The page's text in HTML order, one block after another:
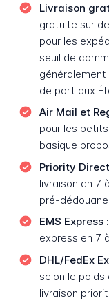
Livraison
gratuite sur
pour les
seuil de
de port aux
Air Mail et
pour les
basique
Priority
livraison en 7
pré-
EMS Express :
express en 7
DHL/FedEx
selon le
livraison